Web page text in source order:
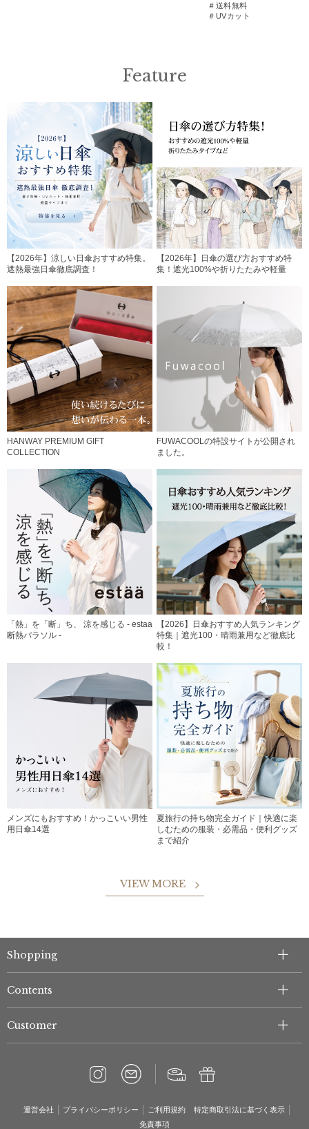
＃送料無料
＃UVカット
Feature
【2026年】涼しい日傘おすすめ特集。
遮熱最強日傘徹底調査！
【2026年】日傘の選び方おすすめ特
集！遮光100%や折りたたみや軽量
HANWAY PREMIUM GIFT
COLLECTION
FUWACOOLの特設サイトが公開され
ました。
「熱」を「断」ち、 涼を感じる - estaa
断熱パラソル -
【2026】日傘おすすめ人気ランキング
特集｜遮光100・晴雨兼用など徹底比
較！
メンズにもおすすめ！かっこいい男性
用日傘14選
夏旅行の持ち物完全ガイド｜快適に楽
しむための服装・必需品・便利グッズ
まで紹介
VIEW MORE
Shopping
Contents
Customer
運営会社 プライバシーポリシー ご利用規約
特定商取引法に基づく表示
免責事項